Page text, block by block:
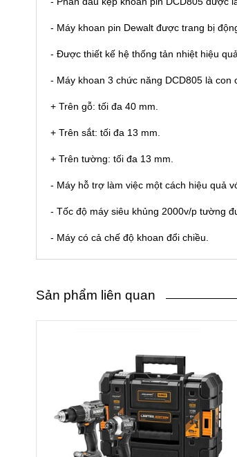
- Máy khoan pin Dewalt được trang bị
- Được thiết kế hệ thống tản nhiệt hiệu
- Máy khoan 3 chức năng DCD805 là
+ Trên gỗ: tối đa 40 mm.
+ Trên sắt: tối đa 13 mm.
+ Trên tường: tối đa 13 mm.
- Máy hỗ trợ làm việc một cách hiệu quả
- Tốc độ máy siêu khủng 2000v/p tường
- Máy có cả chế độ khoan đổi chiều.
Sản phẩm liên quan